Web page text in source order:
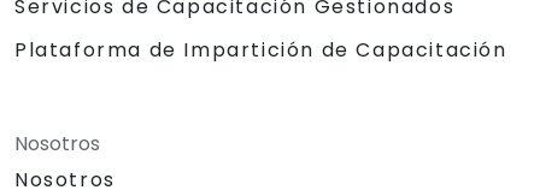
Servicios de Capacitación Gestionados
Plataforma de Impartición de Capacitación
Nosotros
Nosotros